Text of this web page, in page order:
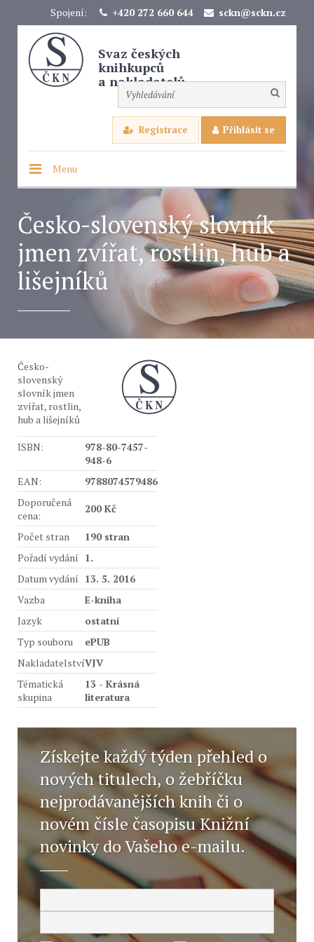
Spojení: +420 272 660 644 sckn@sckn.cz
Svaz českých
knihkupců
a nakladatelů
Registrace Přihlásit se
Menu
Česko-slovenský slovník
jmen zvířat, rostlin, hub a
lišejníků
Česko-
slovenský
slovník jmen
zvířat, rostlin,
hub a lišejníků
ISBN:
978-80-7457-
948-6
EAN:
9788074579486
Doporučená
cena:
200 Kč
Počet stran
190 stran
Pořadí vydání 1.
Datum vydání 13. 5. 2016
Vazba
E-kniha
Jazyk
ostatní
Typ souboru
ePUB
NakladatelstvíVJV
Tématická
skupina
13 - Krásná
literatura
Získejte každý týden přehled o
nových titulech, o žebříčku
nejprodávanějších knih či o
novém čísle časopisu Knižní
novinky do Vašeho e-mailu.